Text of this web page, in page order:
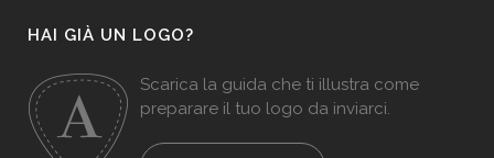
HAI GIÀ UN LOGO?
Scarica la guida che ti illustra come
preparare il tuo logo da inviarci.